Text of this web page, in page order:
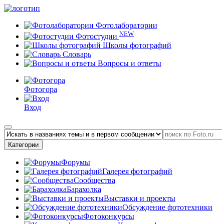
Фотолаборатории
Фотостудии NEW
Школы фотографий
Словарь
Вопросы и ответы
Фотогора
Вход
Категории
Форумы
Галерея фотографий
Сообщества
Барахолка
Выставки и проекты
Обсуждение фототехники
Фотоконкурсы